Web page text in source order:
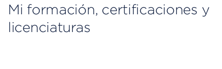
Mi formación, certificaciones y
licenciaturas